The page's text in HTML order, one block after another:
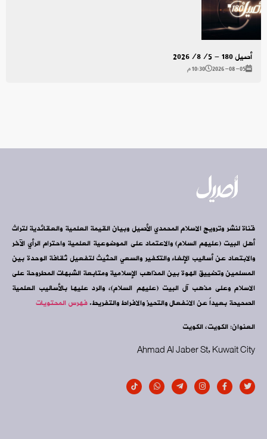
أصيل 180 - 2026/8/5
2026-08-05 10:30 م
قناة لنشر وترويج الاسلام المحمدي الأصيل وبيان القيمة العلمية والعقائدية لتراث
أهل البيت (عليهم السلام) والاعتماد على الموضوعية العلمية واحترام الرأي الآخر
والابتعاد عن أساليب الإلغاء والتكفير والسعي الحثيث لتفعيل ثقافة الوحدة بين
المسلمين وتضييق الهوة بين المذاهب الإسلامية ومتابعة الشبهات المطروحة على
الاسلام وعلى مذهب آل البيت (عليهم السلام)، والرد عليها بالأساليب العلمية
الصحيحة بعيداً عن الانفعال والتحيز والافراط والتفريط.فهرس المحتويات
العنوان: الكويت، الكويت
Ahmad Al Jaber St, Kuwait City